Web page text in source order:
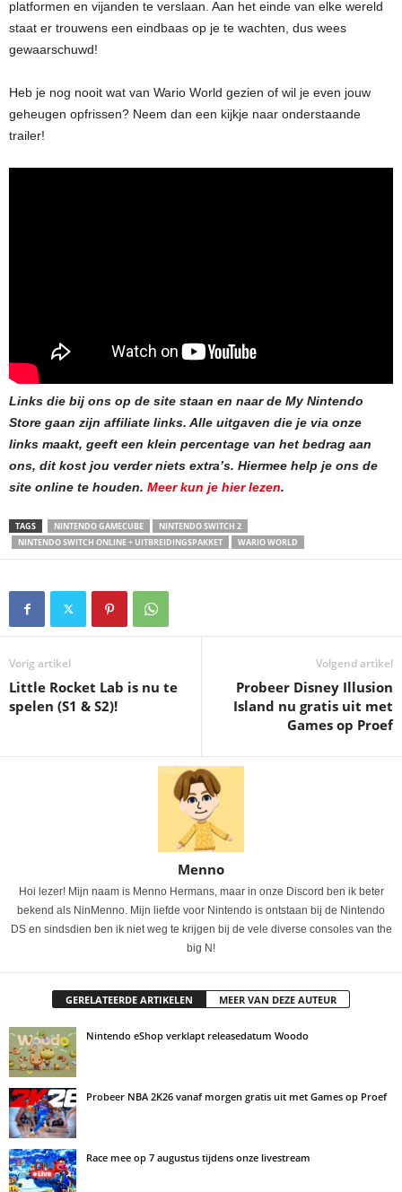
platformen en vijanden te verslaan. Aan het einde van elke wereld
staat er trouwens een eindbaas op je te wachten, dus wees
gewaarschuwd!
Heb je nog nooit wat van Wario World gezien of wil je even jouw
geheugen opfrissen? Neem dan een kijkje naar onderstaande
trailer!
Links die bij ons op de site staan en naar de My Nintendo
Store gaan zijn affiliate links. Alle uitgaven die je via onze
links maakt, geeft een klein percentage van het bedrag aan
ons, dit kost jou verder niets extra’s. Hiermee help je ons de
site online te houden. Meer kun je hier lezen.
TAGS NINTENDO GAMECUBE
NINTENDO SWITCH 2
NINTENDO SWITCH ONLINE + UITBREIDINGSPAKKET
WARIO WORLD
Vorig artikel
Little Rocket Lab is nu te
spelen (S1 & S2)!
Volgend artikel
Probeer Disney Illusion
Island nu gratis uit met
Games op Proef
Menno
Hoi lezer! Mijn naam is Menno Hermans, maar in onze Discord ben ik beter
bekend als NinMenno. Mijn liefde voor Nintendo is ontstaan bij de Nintendo
DS en sindsdien ben ik niet weg te krijgen bij de vele diverse consoles van the
big N!
GERELATEERDE ARTIKELEN MEER VAN DEZE AUTEUR
Nintendo eShop verklapt releasedatum Woodo
Probeer NBA 2K26 vanaf morgen gratis uit met Games op Proef
Race mee op 7 augustus tijdens onze livestream